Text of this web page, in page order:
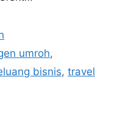
umroh,
bisnis, travel